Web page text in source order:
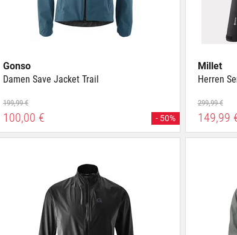
Gonso
Damen Save Jacket Trail
199,99 €
100,00 € - 50%
Millet
Herren
299,99 €
149,99